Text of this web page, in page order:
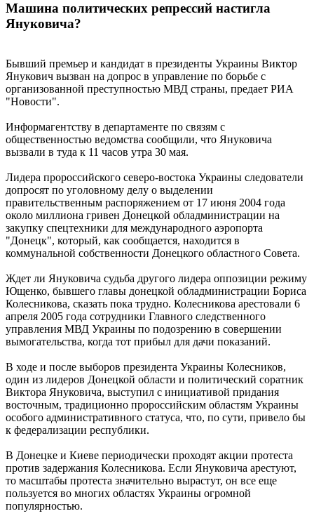
Машина политических репрессий настигла
Януковича?
Бывший премьер и кандидат в президенты Украины Виктор
Янукович вызван на допрос в управление по борьбе с
организованной преступностью МВД страны, предает РИА
"Новости".
Информагентству в департаменте по связям с
общественностью ведомства сообщили, что Януковича
вызвали в туда к 11 часов утра 30 мая.
Лидера пророссийского северо-востока Украины следователи
допросят по уголовному делу о выделении
правительственным распоряжением от 17 июня 2004 года
около миллиона гривен Донецкой обладминистрации на
закупку спецтехники для международного аэропорта
"Донецк", который, как сообщается, находится в
коммунальной собственности Донецкого областного Совета.
Ждет ли Януковича судьба другого лидера оппозиции режиму
Ющенко, бывшего главы донецкой обладминистрации Бориса
Колесникова, сказать пока трудно. Колесникова арестовали 6
апреля 2005 года сотрудники Главного следственного
управления МВД Украины по подозрению в совершении
вымогательства, когда тот прибыл для дачи показаний.
В ходе и после выборов президента Украины Колесников,
один из лидеров Донецкой области и политический соратник
Виктора Януковича, выступил с инициативой придания
восточным, традиционно пророссийским областям Украины
особого административного статуса, что, по сути, привело бы
к федерализации республики.
В Донецке и Киеве периодически проходят акции протеста
против задержания Колесникова. Если Януковича арестуют,
то масштабы протеста значительно вырастут, он все еще
пользуется во многих областях Украины огромной
популярностью.